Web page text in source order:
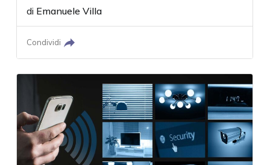
di Emanuele Villa
Condividi